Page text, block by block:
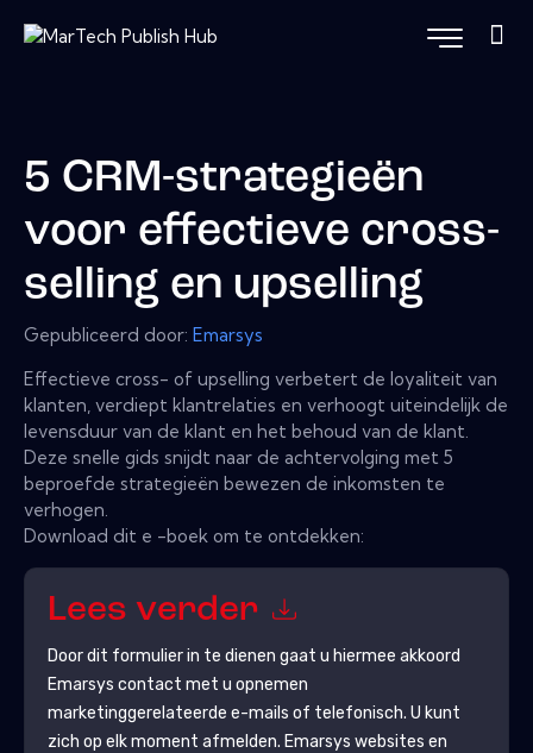
5 CRM-strategieën
voor effectieve cross-
selling en upselling
Gepubliceerd door: Emarsys
Effectieve cross- of upselling verbetert de loyaliteit van
klanten, verdiept klantrelaties en verhoogt uiteindelijk de
levensduur van de klant en het behoud van de klant.
Deze snelle gids snijdt naar de achtervolging met 5
beproefde strategieën bewezen de inkomsten te
verhogen.
Download dit e -boek om te ontdekken:
Lees verder
Door dit formulier in te dienen gaat u hiermee akkoord
Emarsys contact met u opnemen
marketinggerelateerde e-mails of telefonisch. U kunt
zich op elk moment afmelden. Emarsys websites en